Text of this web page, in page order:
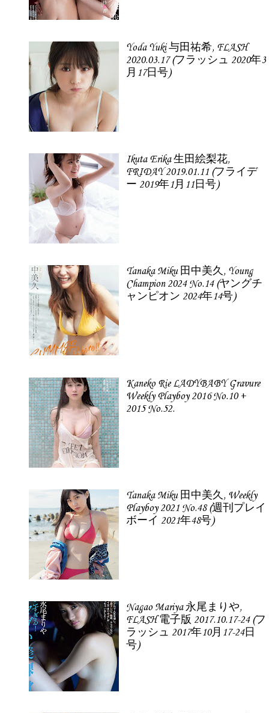
Yoda Yuki 与田祐希, FLASH
2020.03.17 (フラッシュ 2020年3
月17日号)
Ikuta Erika 生田絵梨花,
FRIDAY 2019.01.11 (フライデ
ー 2019年1月11日号)
Tanaka Miku 田中美久, Young
Champion 2024 No.14 (ヤングチ
ャンピオン 2024年14号)
Kaneko Rie LADYBABY Gravure
Weekly Playboy 2016 No.10 +
2015 No.52.
Tanaka Miku 田中美久, Weekly
Playboy 2021 No.48 (週刊プレイ
ボーイ 2021年48号)
Nagao Mariya 永尾まりや,
FLASH 電子版 2017.10.17-24 (フ
ラッシュ 2017年10月17-24日
号)